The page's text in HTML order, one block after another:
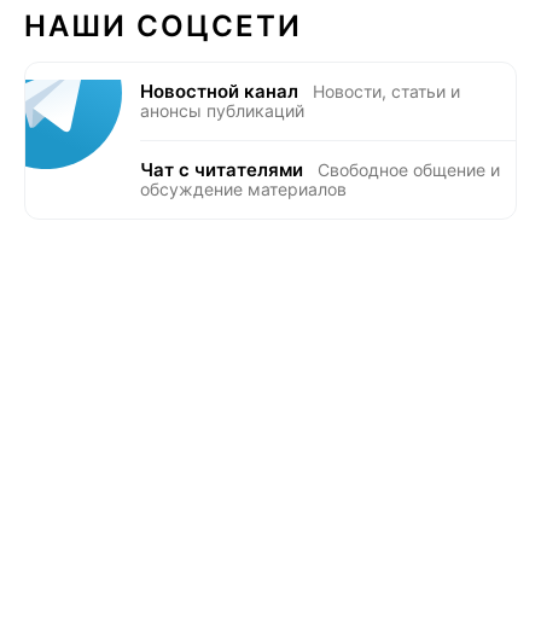
НАШИ СОЦСЕТИ
Новостной канал
Новости, статьи и
анонсы публикаций
Чат с читателями
Свободное общение и
обсуждение материалов